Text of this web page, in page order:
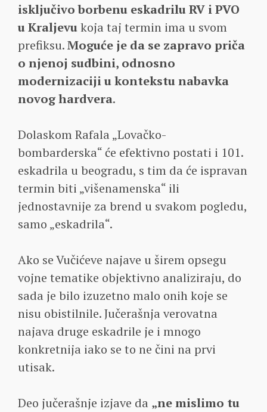
isključivo borbenu eskadrilu RV i PVO
u Kraljevukoja taj termin ima u svom
prefiksu.Moguće je da se zapravo priča
o njenoj sudbini, odnosno
modernizaciji u kontekstu nabavka
novog hardvera.
Dolaskom Rafala „Lovačko-
bombarderska“ će efektivno postati i 101.
eskadrila u beogradu, s tim da će ispravan
termin biti „višenamenska“ ili
jednostavnije za brend u svakom pogledu,
samo „eskadrila“.
Ako se Vučićeve najave u širem opsegu
vojne tematike objektivno analiziraju, do
sada je bilo izuzetno malo onih koje se
nisu obistilnile. Jučerašnja verovatna
najava druge eskadrile je i mnogo
konkretnija iako se to ne čini na prvi
utisak.
Deo jučerašnje izjave da „ne mislimo tu